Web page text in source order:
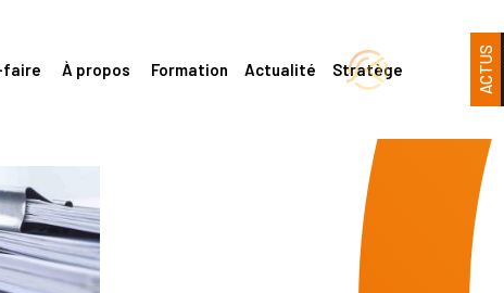
faire À propos Formation Actualité Stratège ACTUS